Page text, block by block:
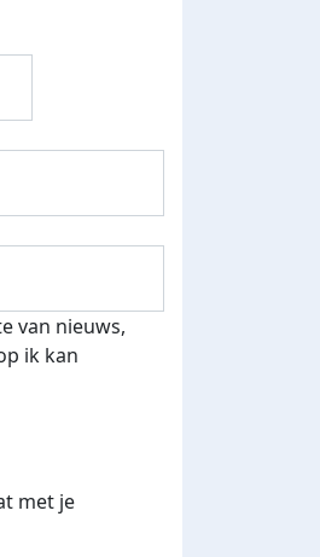
van nieuws,
ik kan
met je